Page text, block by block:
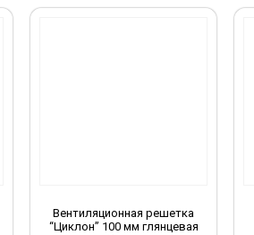
Вентиляционная решетка
“Циклон” 100 мм глянцевая